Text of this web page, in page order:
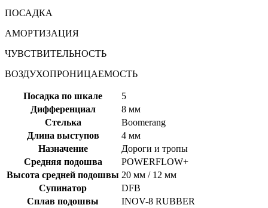
ПОСАДКА
АМОРТИЗАЦИЯ
ЧУВСТВИТЕЛЬНОСТЬ
ВОЗДУХОПРОНИЦАЕМОСТЬ
Посадка по шкале
5
Дифференциал
8 мм
Стелька
Boomerang
Длина выступов
4 мм
Назначение
Дороги и тропы
Средняя подошва
POWERFLOW+
Высота средней подошвы 20 мм / 12 мм
Супинатор
DFB
Сплав подошвы
INOV-8 RUBBER